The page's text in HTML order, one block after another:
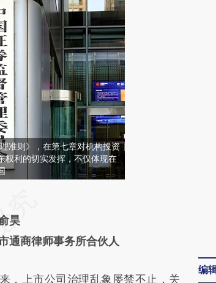
准则》，在第七章对机构投资
权利的切实发挥，不仅体现在
于财新文章
oc59PqtY]
昊
商律师事务所合伙人
上市公司治理乱象屡禁不止，关
编